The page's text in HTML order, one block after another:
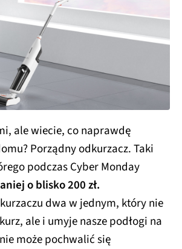
ale wiecie, co naprawdę
Porządny odkurzacz. Taki
podczas Cyber Monday
o blisko 200 zł.
dwa w jednym, który nie
ale i umyje nasze podłogi na
może pochwalić się